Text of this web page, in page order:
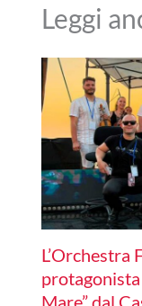
Leggi
L’Orchestra
protagonista